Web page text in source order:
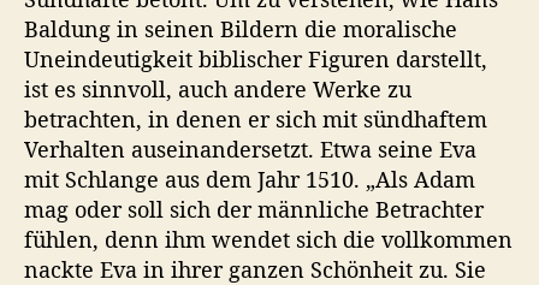
Baldung in seinen Bildern die moralische
Uneindeutigkeit biblischer Figuren darstellt,
ist es sinnvoll, auch andere Werke zu
betrachten, in denen er sich mit sündhaftem
Verhalten auseinandersetzt. Etwa seine Eva
mit Schlange aus dem Jahr 1510. „Als Adam
mag oder soll sich der männliche Betrachter
fühlen, denn ihm wendet sich die vollkommen
nackte Eva in ihrer ganzen Schönheit zu. Sie